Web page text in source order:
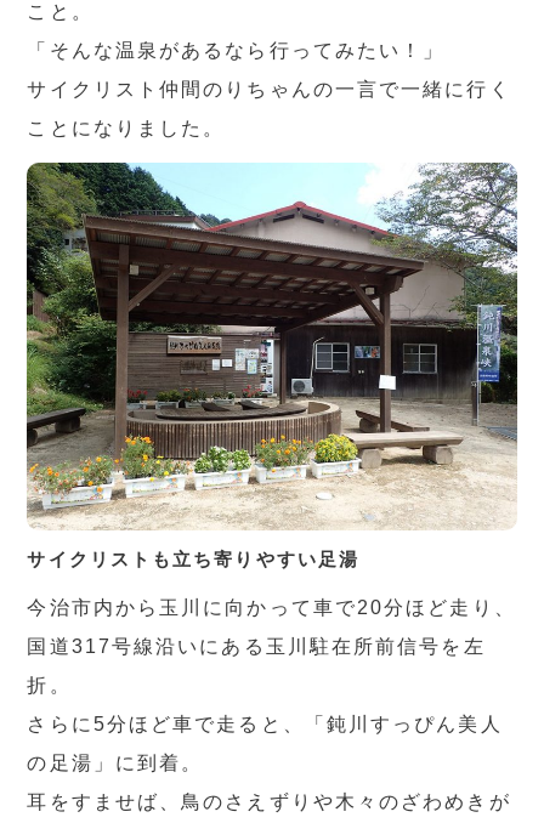
こと。
「そんな温泉があるなら行ってみたい！」
サイクリスト仲間のりちゃんの一言で一緒に行く
ことになりました。
サイクリストも立ち寄りやすい足湯
今治市内から玉川に向かって車で20分ほど走り、
国道317号線沿いにある玉川駐在所前信号を左
折。
さらに5分ほど車で走ると、「鈍川すっぴん美人
の足湯」に到着。
耳をすませば、鳥のさえずりや木々のざわめきが